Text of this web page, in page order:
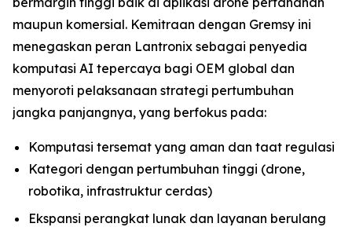
maupun komersial. Kemitraan dengan Gremsy ini
menegaskan peran Lantronix sebagai penyedia
komputasi AI tepercaya bagi OEM global dan
menyoroti pelaksanaan strategi pertumbuhan
jangka panjangnya, yang berfokus pada:
Komputasi tersemat yang aman dan taat regulasi
Kategori dengan pertumbuhan tinggi (drone,
robotika, infrastruktur cerdas)
Ekspansi perangkat lunak dan layanan berulang